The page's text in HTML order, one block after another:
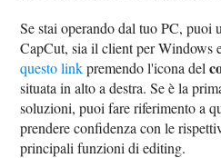
Se stai operando dal tuo PC, puoi
CapCut, sia il client per Windows
questo linkpremendo l'icona del
situata in alto a destra. Se è la
soluzioni, puoi fare riferimento a
prendere confidenza con le
principali funzioni di editing.